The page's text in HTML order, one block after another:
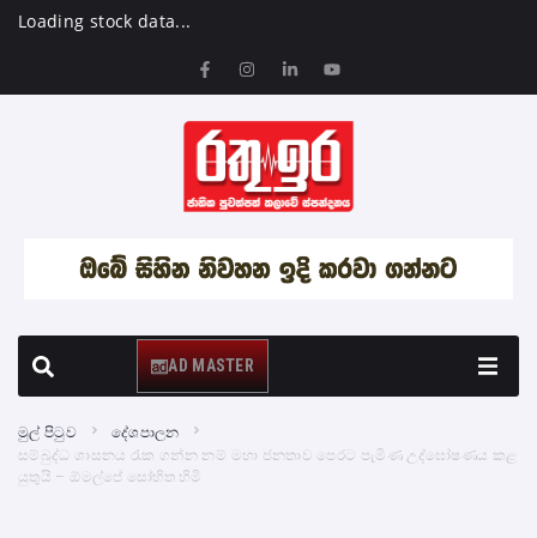
Loading stock data...
AD MASTER
මුල් පිටුව
දේශපාලන
සම්බුද්ධ ශාසනය රැක ගන්න නම් මහා ජනතාව පෙරට පැමිණ උද්ඝෝෂණය කළ
යුතුයි – ඕමල්පේ සෝභිත හිමි